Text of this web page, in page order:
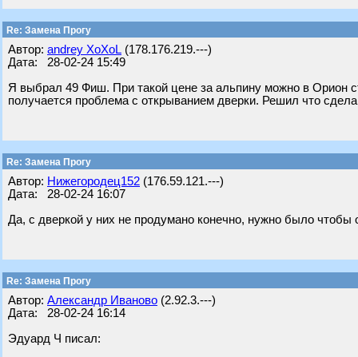
Re: Замена Прогу
Автор: andrey XoXoL (178.176.219.---)
Дата: 28-02-24 15:49
Я выбрал 49 Фиш. При такой цене за альпину можно в Орион
получается проблема с открыванием дверки. Решил что
Re: Замена Прогу
Автор: Нижегородец152 (176.59.121.---)
Дата: 28-02-24 16:07
Да, с дверкой у них не продумано конечно, нужно было чтобы
Re: Замена Прогу
Автор: Александр Иваново (2.92.3.---)
Дата: 28-02-24 16:14
Эдуард Ч писал: